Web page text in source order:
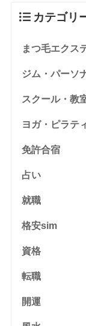
カテゴリ
まつ毛エクス
ジム・パーソ
スクール・教
ヨガ・ピラテ
免許合宿
占い
就職
格安sim
資格
転職
開運